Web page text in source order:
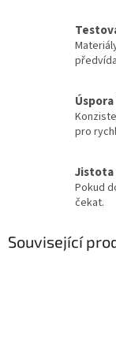
pro
Jistota
Pokud
čekat.
Související